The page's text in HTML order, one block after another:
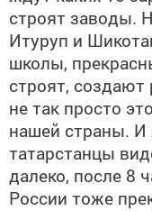
строят заводы.
Итуруп и
школы,
строят,
не так просто
нашей страны. И
татарстанцы
далеко, после 8
России тоже